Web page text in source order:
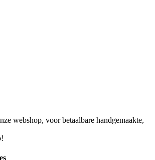
webshop, voor betaalbare handgemaakte,